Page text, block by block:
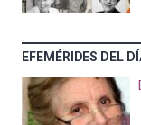
EFEMÉRIDES DEL